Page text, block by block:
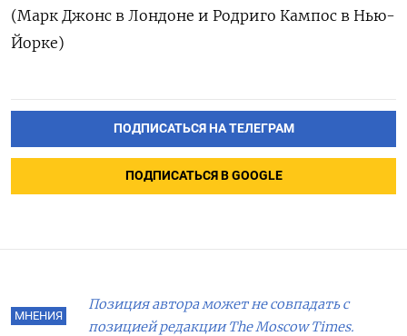
(Марк Джонс в Лондоне и Родриго Кампос в Нью-
Йорке)
ПОДПИСАТЬСЯ НА ТЕЛЕГРАМ
ПОДПИСАТЬСЯ В GOOGLE
МНЕНИЯ
Позиция автора может не совпадать с
позицией редакции The Moscow Times.